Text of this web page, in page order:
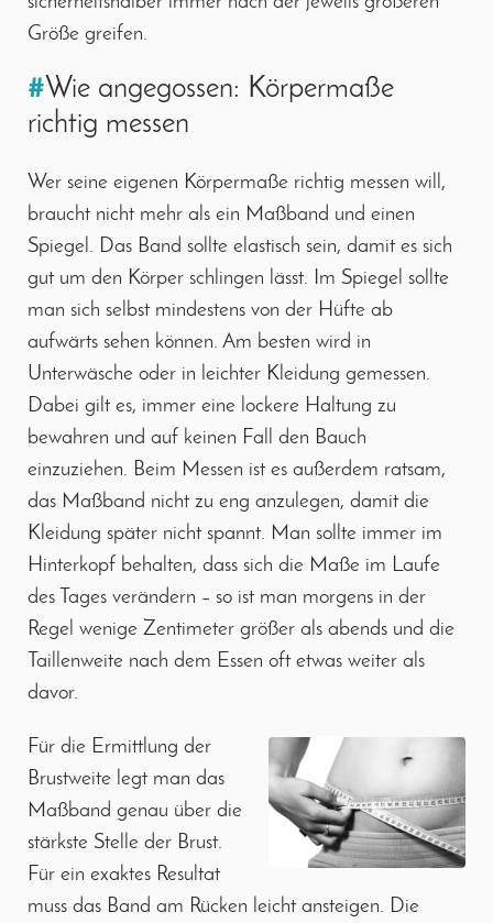
Größe greifen.
#Wie angegossen: Körpermaße
richtig messen
Wer seine eigenen Körpermaße richtig messen will,
braucht nicht mehr als ein Maßband und einen
Spiegel. Das Band sollte elastisch sein, damit es sich
gut um den Körper schlingen lässt. Im Spiegel sollte
man sich selbst mindestens von der Hüfte ab
aufwärts sehen können. Am besten wird in
Unterwäsche oder in leichter Kleidung gemessen.
Dabei gilt es, immer eine lockere Haltung zu
bewahren und auf keinen Fall den Bauch
einzuziehen. Beim Messen ist es außerdem ratsam,
das Maßband nicht zu eng anzulegen, damit die
Kleidung später nicht spannt. Man sollte immer im
Hinterkopf behalten, dass sich die Maße im Laufe
des Tages verändern – so ist man morgens in der
Regel wenige Zentimeter größer als abends und die
Taillenweite nach dem Essen oft etwas weiter als
davor.
Für die Ermittlung der
Brustweite legt man das
Maßband genau über die
stärkste Stelle der Brust.
Für ein exaktes Resultat
muss das Band am Rücken leicht ansteigen. Die